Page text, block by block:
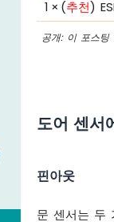
1 × (추천)
공개: 이 포스팅
도어 센서
핀아웃
문 센서는 두